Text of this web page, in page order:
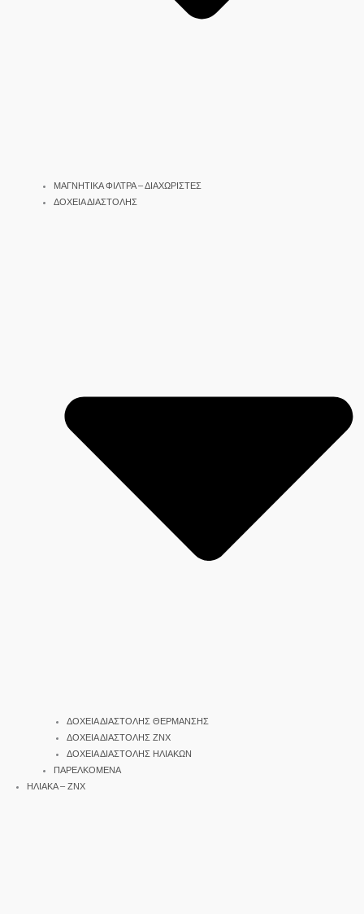
ΜΑΓΝΗΤΙΚΑ ΦΙΛΤΡΑ – ΔΙΑΧΩΡΙΣΤΕΣ
ΔΟΧΕΙΑ ΔΙΑΣΤΟΛΗΣ
ΔΟΧΕΙΑ ΔΙΑΣΤΟΛΗΣ ΘΕΡΜΑΝΣΗΣ
ΔΟΧΕΙΑ ΔΙΑΣΤΟΛΗΣ ΖΝΧ
ΔΟΧΕΙΑ ΔΙΑΣΤΟΛΗΣ ΗΛΙΑΚΩΝ
ΠΑΡΕΛΚΟΜΕΝΑ
ΗΛΙΑΚΑ – ΖΝΧ